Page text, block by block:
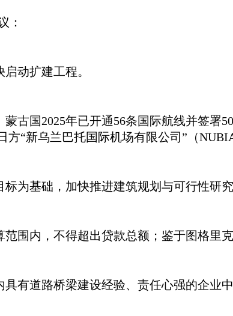
：
动扩建工程。
古国2025年已开通56条国际航线并签署
“新乌兰巴托国际机场有限公司”（
为基础，加快推进建筑规划与可行性研究
围内，不得超出贷款总额；鉴于图格里
有道路桥梁建设经验、责任心强的企业